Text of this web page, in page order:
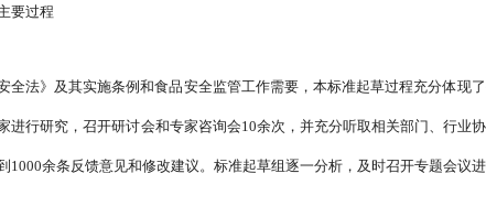
要过程
全法》及其实施条例和食品安全监管工作需要，本标准起草过程充分体现
进行研究，召开研讨会和专家咨询会10余次，并充分听取相关部门、行业
1000余条反馈意见和修改建议。标准起草组逐一分析，及时召开专题会议